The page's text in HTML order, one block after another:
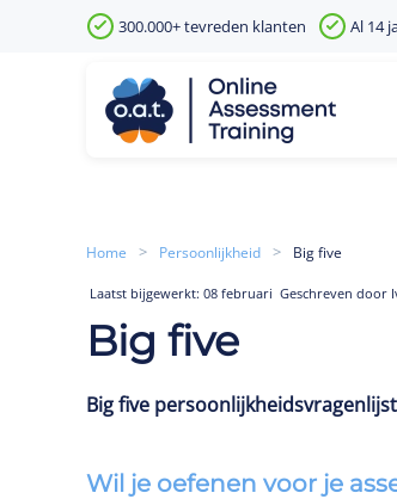
300.000+ tevreden klanten Al 14
Home Persoonlijkheid Big five
Laatst bijgewerkt: 08 februari Geschreven door
Big five
Big five persoonlijkheidsvragenlijst
Wil je oefenen voor je